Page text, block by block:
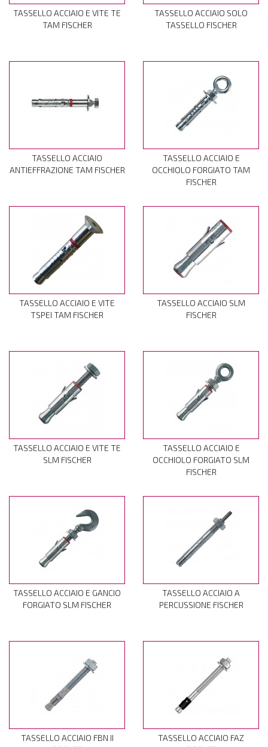
TASSELLO ACCIAIO E VITE TE
TAM FISCHER
TASSELLO ACCIAIO SOLO
TASSELLO FISCHER
TASSELLO ACCIAIO
ANTIEFFRAZIONE TAM FISCHER
TASSELLO ACCIAIO E
OCCHIOLO FORGIATO TAM
FISCHER
TASSELLO ACCIAIO E VITE
TSPEI TAM FISCHER
TASSELLO ACCIAIO SLM
FISCHER
TASSELLO ACCIAIO E VITE TE
SLM FISCHER
TASSELLO ACCIAIO E
OCCHIOLO FORGIATO SLM
FISCHER
TASSELLO ACCIAIO E GANCIO
FORGIATO SLM FISCHER
TASSELLO ACCIAIO A
PERCUSSIONE FISCHER
TASSELLO ACCIAIO FBN II
TASSELLO ACCIAIO FAZ